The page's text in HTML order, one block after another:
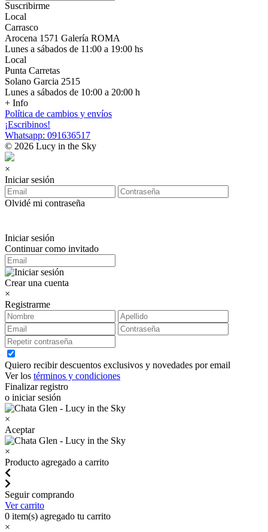
Suscribirme
Local
Carrasco
Arocena 1571 Galería ROMA
Lunes a sábados de 11:00 a 19:00 hs
Local
Punta Carretas
Solano Garcia 2515
Lunes a sábados de 10:00 a 20:00 h
+ Info
Política de cambios y envíos
¡Escribinos!
Whatsapp: 091636517
© 2026 Lucy in the Sky
×
Iniciar sesión
Olvidé mi contraseña
Iniciar sesión
Continuar como invitado
Crear una cuenta
×
Registrarme
Quiero recibir descuentos exclusivos y novedades por email
Ver los términos y condiciones
Finalizar registro
o iniciar sesión
×
Aceptar
×
Producto agregado a carrito
Seguir comprando
Ver carrito
0 item(s) agregado tu carrito
×